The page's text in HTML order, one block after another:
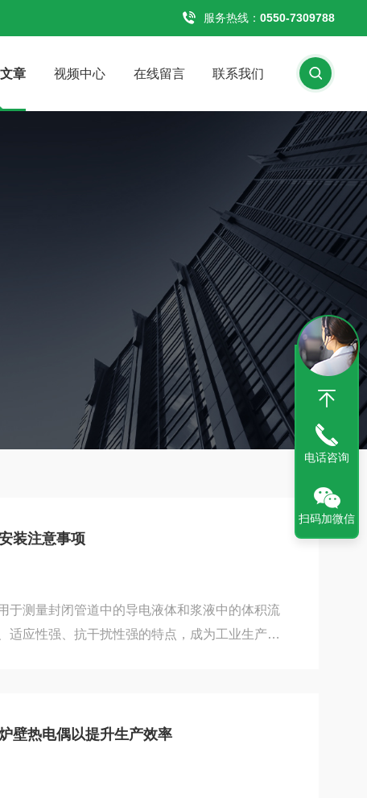
服务热线： 0550-7309788
章 视频中心 在线留言 联系我们
装注意事项
于测量封闭管道中的导电液体和浆液中的体积流
适应性强、抗干扰性强的特点，成为工业生产领
中流动时，会在垂直于磁场和流动方向的平面上
量计通过在测量管周围产生一个强磁场，利用测
生的感应电...
壁热电偶以提升生产效率
电话咨询
扫码加微信